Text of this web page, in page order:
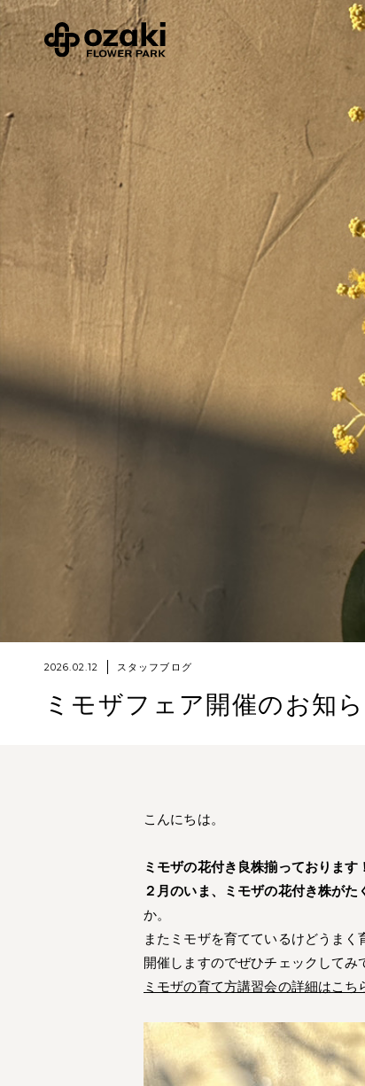
2026.02.12 スタッフブログ
ミモザフェア開催のお知
こんにちは。
ミモザの花付き良株揃っております！
２月のいま、ミモザの花付き株がた
か。
またミモザを育てているけどうま
開催しますのでぜひチェックしてみ
ミモザの育て方講習会の詳細はこち